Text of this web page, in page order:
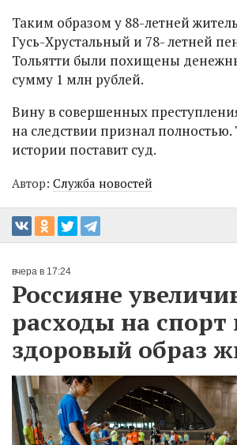
Таким образом у 88-летней
Гусь-Хрустальный и 78- летней
Тольятти были похищены
сумму 1 млн рублей.
Вину в совершенных
на следствии признал полностью.
истории поставит суд.
Автор: Служба новостей
вчера в 17:24
Россияне
расходы на спорт
здоровый образ